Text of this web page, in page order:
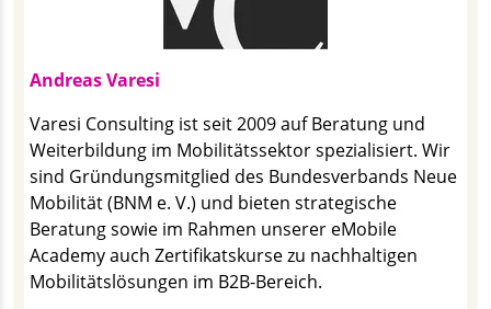
Andreas Varesi
Varesi Consulting ist seit 2009 auf Beratung und
Weiterbildung im Mobilitätssektor spezialisiert. Wir
sind Gründungsmitglied des Bundesverbands Neue
Mobilität (BNM e. V.) und bieten strategische
Beratung sowie im Rahmen unserer eMobile
Academy auch Zertifikatskurse zu nachhaltigen
Mobilitätslösungen im B2B-Bereich.